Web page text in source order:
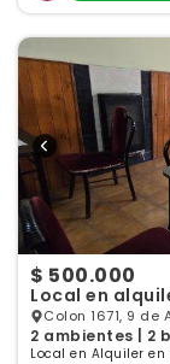
$ 500.000
Local en
Colon 1671, 9 de
2 ambientes | 2
Local en Alquiler en